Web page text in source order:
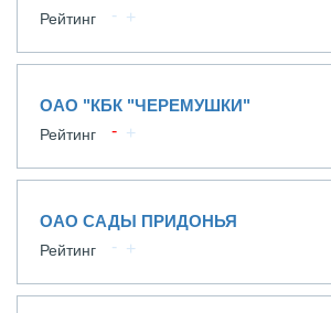
Рейтинг
ОАО "КБК "ЧЕРЕМУШКИ"
Рейтинг
ОАО САДЫ ПРИДОНЬЯ
Рейтинг